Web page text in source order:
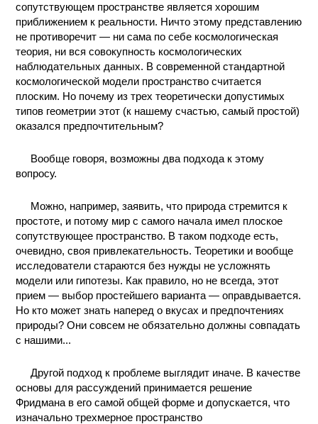
МЕТОДЫ
ПРАКТИЧЕСКОЙ
ХИМИИ
ХИМИЯ НА
ПРОИЗВОДСТВЕ
И ХИМИЧЕСКАЯ
ТЕХНОЛОГИЯ
сопутствующем пространстве является хорошим
приближением к реальности. Ничто этому представлению
не противоречит — ни сама по себе космологическая
теория, ни вся совокупность космологических
наблюдательных данных. В современной стандартной
космологической модели пространство считается
плоским. Но почему из трех теоретически допустимых
типов геометрии этот (к нашему счастью, самый простой)
оказался предпочтительным?
Вообще говоря, возможны два подхода к этому
вопросу.
Можно, например, заявить, что природа стремится к
простоте, и потому мир с самого начала имел плоское
сопутствующее пространство. В таком подходе есть,
очевидно, своя привлекательность. Теоретики и вообще
исследователи стараются без нужды не усложнять
модели или гипотезы. Как правило, но не всегда, этот
прием — выбор простейшего варианта — оправдывается.
Но кто может знать наперед о вкусах и предпочтениях
природы? Они совсем не обязательно должны совпадать
с нашими...
Другой подход к проблеме выглядит иначе. В качестве
основы для рассуждений принимается решение
Фридмана в его самой общей форме и допускается, что
изначально трехмерное пространство